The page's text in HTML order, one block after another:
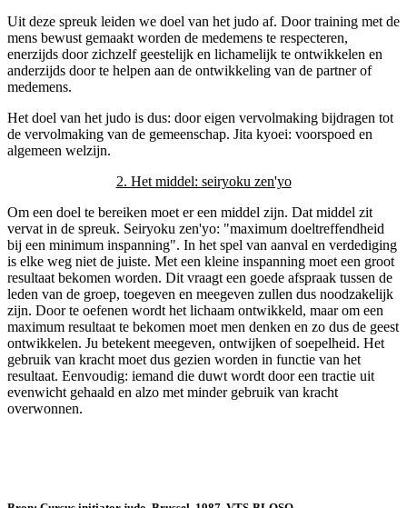
Uit deze spreuk leiden we doel van het judo af. Door training met de
mens bewust gemaakt worden de medemens te respecteren,
enerzijds door zichzelf geestelijk en lichamelijk te ontwikkelen en
anderzijds door te helpen aan de ontwikkeling van de partner of
medemens.
Het doel van het judo is dus: door eigen vervolmaking bijdragen tot
de vervolmaking van de gemeenschap. Jita kyoei: voorspoed en
algemeen welzijn.
2. Het middel: seiryoku zen'yo
Om een doel te bereiken moet er een middel zijn. Dat middel zit
vervat in de spreuk. Seiryoku zen'yo: "maximum doeltreffendheid
bij een minimum inspanning". In het spel van aanval en verdediging
is elke weg niet de juiste. Met een kleine inspanning moet een groot
resultaat bekomen worden. Dit vraagt een goede afspraak tussen de
leden van de groep, toegeven en meegeven zullen dus noodzakelijk
zijn. Door te oefenen wordt het lichaam ontwikkeld, maar om een
maximum resultaat te bekomen moet men denken en zo dus de geest
ontwikkelen. Ju betekent meegeven, ontwijken of soepelheid. Het
gebruik van kracht moet dus gezien worden in functie van het
resultaat. Eenvoudig: iemand die duwt wordt door een tractie uit
evenwicht gehaald en alzo met minder gebruik van kracht
overwonnen.